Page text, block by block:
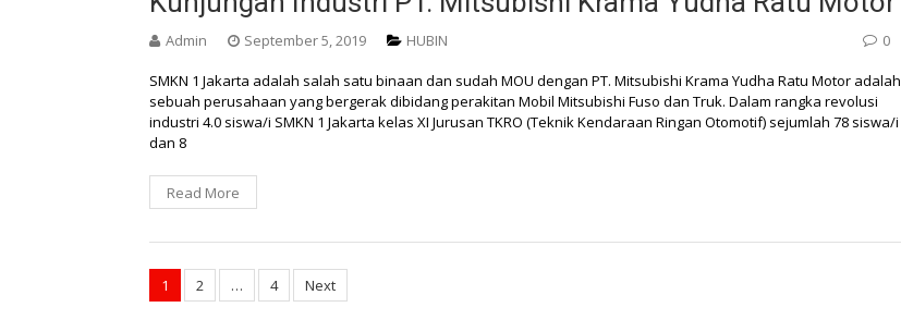
Admin September 5, 2019 HUBIN 0
SMKN 1 Jakarta adalah salah satu binaan dan sudah MOU dengan PT. Mitsubishi Krama Yudha Ratu Motor adalah
sebuah perusahaan yang bergerak dibidang perakitan Mobil Mitsubishi Fuso dan Truk. Dalam rangka revolusi
industri 4.0 siswa/i SMKN 1 Jakarta kelas XI Jurusan TKRO (Teknik Kendaraan Ringan Otomotif) sejumlah 78 siswa/i
dan 8
Read More
Posts
1 2 … 4 Next